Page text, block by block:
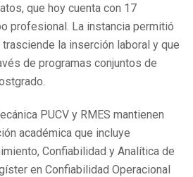
que hoy cuenta con 17
profesional. La instancia permitió
la inserción laboral y que
de programas conjuntos de
PUCV y RMES mantienen
académica que incluye
Confiabilidad y Analítica de
en Confiabilidad Operacional